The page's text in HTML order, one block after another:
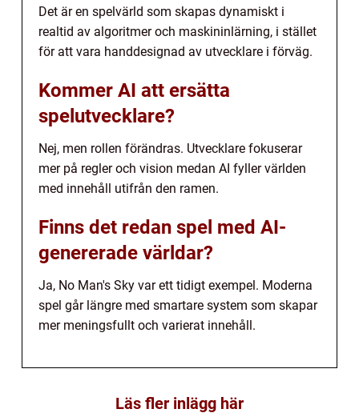
Det är en spelvärld som skapas dynamiskt i
realtid av algoritmer och maskininlärning, i stället
för att vara handdesignad av utvecklare i förväg.
Kommer AI att ersätta
spelutvecklare?
Nej, men rollen förändras. Utvecklare fokuserar
mer på regler och vision medan AI fyller världen
med innehåll utifrån den ramen.
Finns det redan spel med AI-
genererade världar?
Ja, No Man's Sky var ett tidigt exempel. Moderna
spel går längre med smartare system som skapar
mer meningsfullt och varierat innehåll.
Läs fler inlägg här